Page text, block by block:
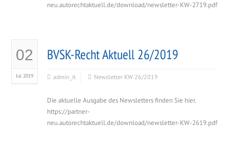
neu.autorechtaktuell.de/download/newsletter-KW-2719.pdf
02
Jul 2019
BVSK-Recht Aktuell 26/2019
admin_it Newsletter KW 26/2019
Die aktuelle Ausgabe des Newsletters finden Sie hier.
https://partner-
neu.autorechtaktuell.de/download/newsletter-KW-2619.pdf